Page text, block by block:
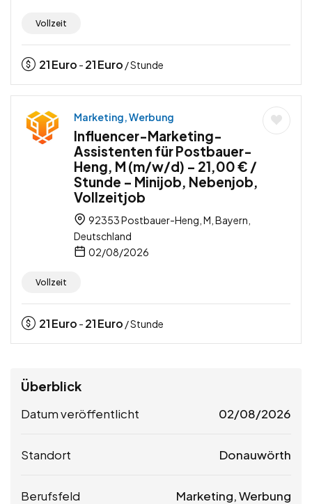
Vollzeit
21Euro - 21Euro / Stunde
Marketing, Werbung
Influencer-Marketing-
Assistenten für Postbauer-
Heng, M (m/w/d) – 21,00 € /
Stunde – Minijob, Nebenjob,
Vollzeitjob
92353 Postbauer-Heng, M, Bayern,
Deutschland
02/08/2026
Vollzeit
21Euro - 21Euro / Stunde
Überblick
Datum veröffentlicht 02/08/2026
Standort Donauwörth
Berufsfeld Marketing, Werbung